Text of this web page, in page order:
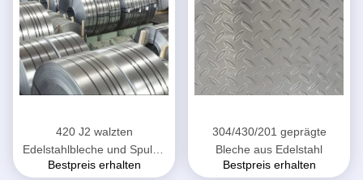
420 J2 walzten
Edelstahlbleche und Spulen
kalt
Bestpreis erhalten
304/430/201 geprägte
Bleche aus Edelstahl
Bestpreis erhalten